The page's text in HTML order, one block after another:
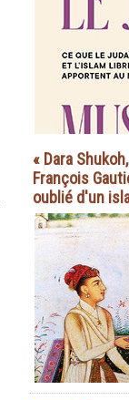
« Dara
François
oublié d'un